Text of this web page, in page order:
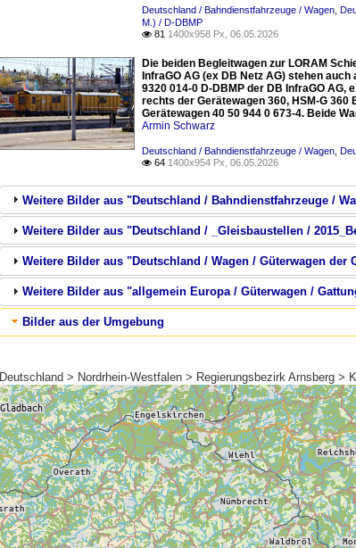
Deutschland / Bahndienstfahrzeuge / Wagen
M.) / D-DBMP
 81 1400x958 Px, 06.05.2026
Die beiden Begleitwagen zur LORAM
InfraGO AG (ex DB Netz AG) stehen
9320 014-0 D-DBMP der DB InfraGO AG,
rechts der Gerätewagen 360, HSM-G 360
Gerätewagen 40 50 944 0 673-4. Beide
Armin Schwarz
Deutschland / Bahndienstfahrzeuge / Wagen
 64 1400x954 Px, 06.05.2026
Weitere Bilder aus "Deutschland / Bahndienstfahrzeuge /
Weitere Bilder aus "Deutschland / _Gleisbaustellen /
Weitere Bilder aus "Deutschland / Wagen / Güterwagen
Weitere Bilder aus "allgemein Europa / Güterwagen /
Bilder aus der Umgebung
Deutschland > Nordrhein-Westfalen > Regierungsbezirk Arnsberg >